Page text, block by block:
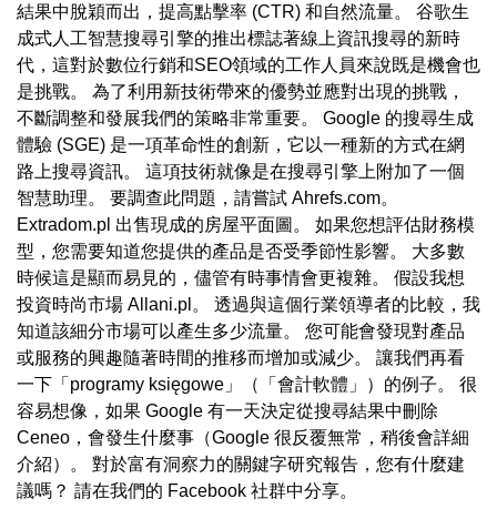
結果中脫穎而出，提高點擊率 (CTR) 和自然流量。 谷歌生
成式人工智慧搜尋引擎的推出標誌著線上資訊搜尋的新時
代，這對於數位行銷和SEO領域的工作人員來說既是機會也
是挑戰。 為了利用新技術帶來的優勢並應對出現的挑戰，
不斷調整和發展我們的策略非常重要。 Google 的搜尋生成
體驗 (SGE) 是一項革命性的創新，它以一種新的方式在網
路上搜尋資訊。 這項技術就像是在搜尋引擎上附加了一個
智慧助理。 要調查此問題，請嘗試 Ahrefs.com。
Extradom.pl 出售現成的房屋平面圖。 如果您想評估財務模
型，您需要知道您提供的產品是否受季節性影響。 大多數
時候這是顯而易見的，儘管有時事情會更複雜。 假設我想
投資時尚市場 Allani.pl。 透過與這個行業領導者的比較，我
知道該細分市場可以產生多少流量。 您可能會發現對產品
或服務的興趣隨著時間的推移而增加或減少。 讓我們再看
一下「programy księgowe」（「會計軟體」）的例子。 很
容易想像，如果 Google 有一天決定從搜尋結果中刪除
Ceneo，會發生什麼事（Google 很反覆無常，稍後會詳細
介紹）。 對於富有洞察力的關鍵字研究報告，您有什麼建
議嗎？ 請在我們的 Facebook 社群中分享。